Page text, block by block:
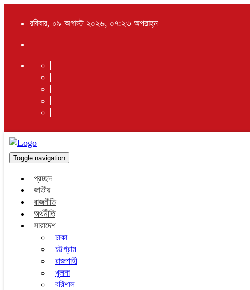
রবিবার, ০৯ অগাস্ট ২০২৬, ০৭:২৩ অপরাহ্ন
Toggle navigation
প্রচ্ছদ
জাতীয়
রাজনীতি
অর্থনীতি
সারাদেশ
ঢাকা
চট্টগ্রাম
রাজশাহী
খুলনা
বরিশাল